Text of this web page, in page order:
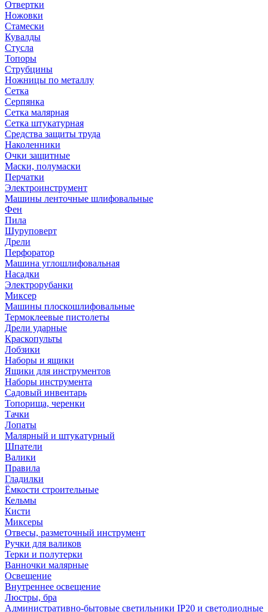
Отвертки
Ножовки
Стамески
Кувалды
Стусла
Топоры
Струбцины
Ножницы по металлу
Сетка
Серпянка
Сетка малярная
Сетка штукатурная
Средства защиты труда
Наколенники
Очки защитные
Маски, полумаски
Перчатки
Электроинструмент
Машины ленточные шлифовальные
Фен
Пила
Шуруповерт
Дрели
Перфоратор
Машина углошлифовальная
Насадки
Электрорубанки
Миксер
Машины плоскошлифовальные
Термоклеевые пистолеты
Дрели ударные
Краскопульты
Лобзики
Наборы и ящики
Ящики для инструментов
Наборы инструмента
Садовый инвентарь
Топорища, черенки
Тачки
Лопаты
Малярный и штукатурный
Шпатели
Валики
Правила
Гладилки
Ёмкости строительные
Кельмы
Кисти
Миксеры
Отвесы, разметочный инструмент
Ручки для валиков
Терки и полутерки
Ванночки малярные
Освещение
Внутреннее освещение
Люстры, бра
Административно-бытовые светильники IP20 и светодиодные